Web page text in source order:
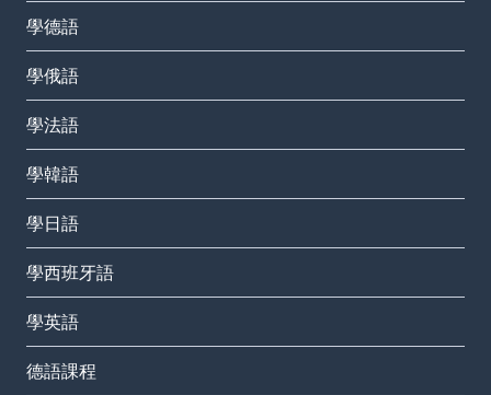
學德語
學俄語
學法語
學韓語
學日語
學西班牙語
學英語
德語課程